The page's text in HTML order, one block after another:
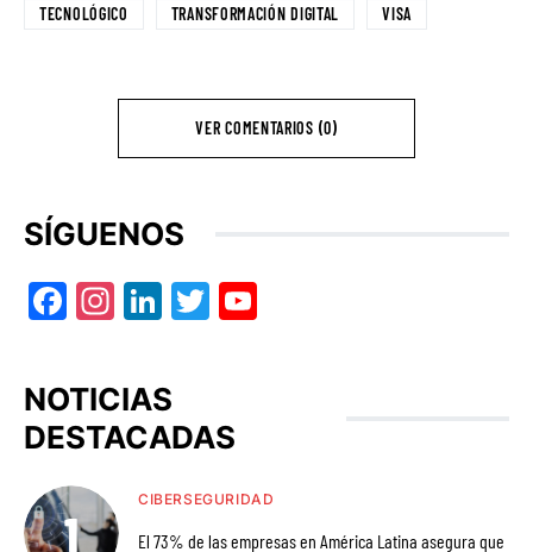
TECNOLÓGICO TRANSFORMACIÓN DIGITAL VISA
VER COMENTARIOS (0)
SÍGUENOS
Facebook
Instagram
LinkedIn
Twitter
NOTICIAS
DESTACADAS
CIBERSEGURIDAD
El 73% de las empresas en América Latina asegura que